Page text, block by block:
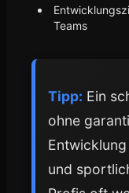
Teams
Tipp: Ein
ohne
und